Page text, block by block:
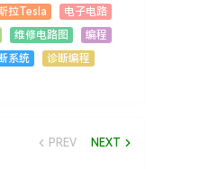
拉Tesla
电子电路
维修电路图
编程
系统
诊断编程
PREV NEXT